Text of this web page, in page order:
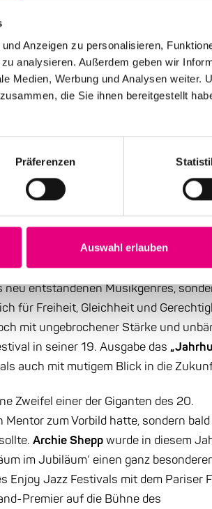
Anzeigen zu personalisieren,
analysieren. Außerdem geben wir
Medien, Werbung und Analysen weiter.
die Sie ihnen bereitgestellt
Präferenzen
Auswahl erlauben
Jazz stehen fest!
Schallplatte 1917, die eine Jazz-
Schallplatte hatte zur Folge, dass der
Kreise fand. Es war
entstandenen Musikgenres,
für Freiheit, Gleichheit und
mit ungebrochener Stärke und
in seiner 19. Ausgabe das
auch mit mutigem Blick in die
Zweifel einer der Giganten des 20.
zum Vorbild hatte, sondern
Archie Sheppwurde in diesem
im Jubiläum‘ einen ganz
Enjoy Jazz Festivals mit dem Pariser
Premier auf die Bühne des